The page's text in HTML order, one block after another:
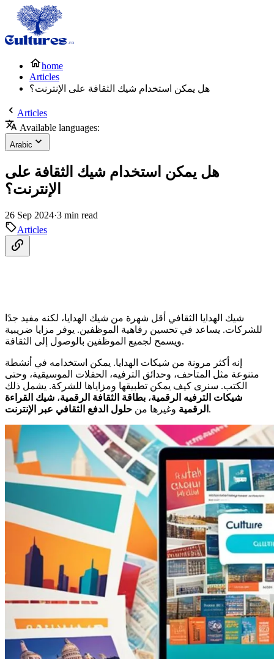
home
Articles
هل يمكن استخدام شيك الثقافة على الإنترنت؟
Articles
Available languages:
Arabic
هل يمكن استخدام شيك الثقافة على
الإنترنت؟
26 Sep 2024·3 min read
Articles
شيك الهدايا الثقافي أقل شهرة من شيك الهدايا، لكنه مفيد جدًا
للشركات. يساعد في تحسين رفاهية الموظفين. يوفر مزايا ضريبية
ويسمح لجميع الموظفين بالوصول إلى الثقافة.
إنه أكثر مرونة من شيكات الهدايا. يمكن استخدامه في أنشطة
متنوعة مثل المتاحف، وحدائق الترفيه، الحفلات الموسيقية، وحتى
الكتب. سنرى كيف يمكن تطبيقها ومزاياها للشركة. يشمل ذلك
شيكات الترفيه الرقمية، بطاقة الثقافة الرقمية، شيك القراءة
الرقمية وغيرها من حلول الدفع الثقافي عبر الإنترنت .